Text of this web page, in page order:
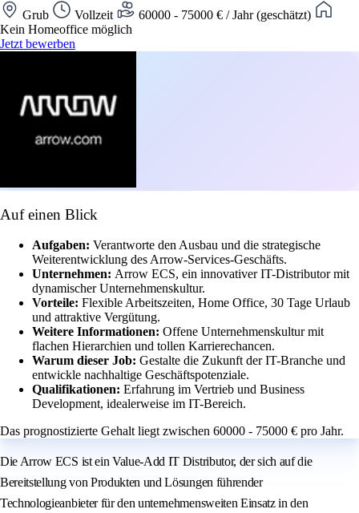
Grub Vollzeit
60000 - 75000 € / Jahr (geschätzt)
Kein Homeoffice möglich
Jetzt bewerben
Auf einen Blick
Aufgaben: Verantworte den Ausbau und die strategische
Weiterentwicklung des Arrow-Services-Geschäfts.
Unternehmen: Arrow ECS, ein innovativer IT-Distributor mit
dynamischer Unternehmenskultur.
Vorteile: Flexible Arbeitszeiten, Home Office, 30 Tage Urlaub
und attraktive Vergütung.
Weitere Informationen: Offene Unternehmenskultur mit
flachen Hierarchien und tollen Karrierechancen.
Warum dieser Job: Gestalte die Zukunft der IT-Branche und
entwickle nachhaltige Geschäftspotenziale.
Qualifikationen: Erfahrung im Vertrieb und Business
Development, idealerweise im IT-Bereich.
Das prognostizierte Gehalt liegt zwischen 60000 - 75000 € pro Jahr.
Die Arrow ECS ist ein Value-Add IT Distributor, der sich auf die
Bereitstellung von Produkten und Lösungen führender
Technologieanbieter für den unternehmensweiten Einsatz in den